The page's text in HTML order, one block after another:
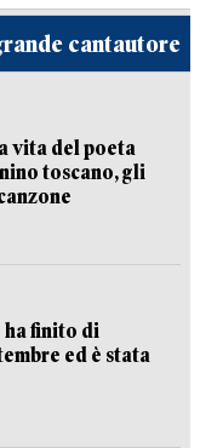
cantautore
vita del poeta
toscano, gli
ha finito di
ed è stata